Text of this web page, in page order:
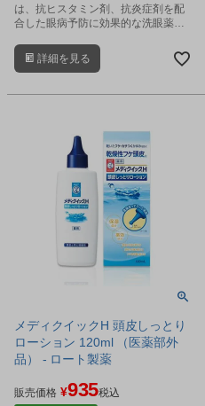
は、抗ヒスタミン剤、抗炎症剤を配
合した眼病予防に効果的な洗眼薬で
詳細を見る
メディクイックH 頭皮しっとり
ローション 120ml （医薬部外
品） - ロート製薬
販売価格 ¥935税込